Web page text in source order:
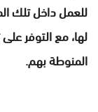
للعمل داخل تلك
لها، مع التوفر
المنوطة بهم.